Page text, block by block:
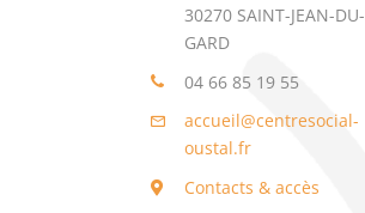
30270 SAINT-JEAN-DU-
GARD
04 66 85 19 55
accueil@centresocial-
oustal.fr
Contacts & accès